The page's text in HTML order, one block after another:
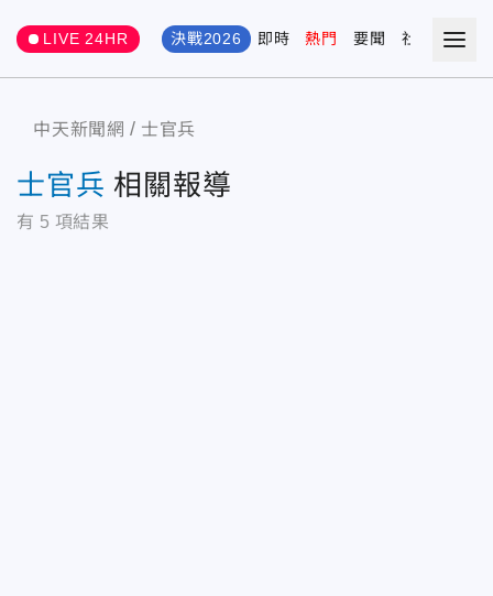
LIVE 24HR 決戰2026 即時 熱門 要聞 社會 娛樂
中天新聞網 士官兵
士官兵 相關報導
有 5 項結果